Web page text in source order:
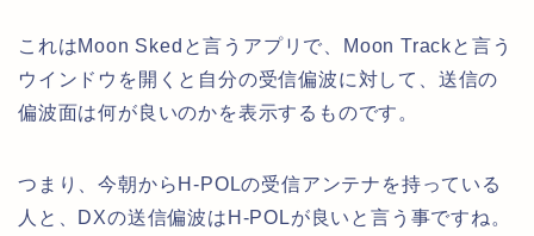
これはMoon Skedと言うアプリで、Moon Trackと言う
ウインドウを開くと自分の受信偏波に対して、送信の
偏波面は何が良いのかを表示するものです。
つまり、今朝からH-POLの受信アンテナを持っている
人と、DXの送信偏波はH-POLが良いと言う事ですね。